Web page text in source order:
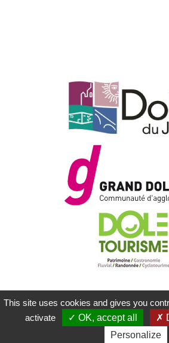
MENTIONS LÉGALES
CONTACTEZ-NOUS
This site uses cookies and gives you
activate
OK, accept all
Personalize